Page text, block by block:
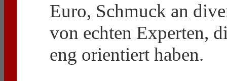
Euro, Schmuck an
von echten Experten,
eng orientiert haben.